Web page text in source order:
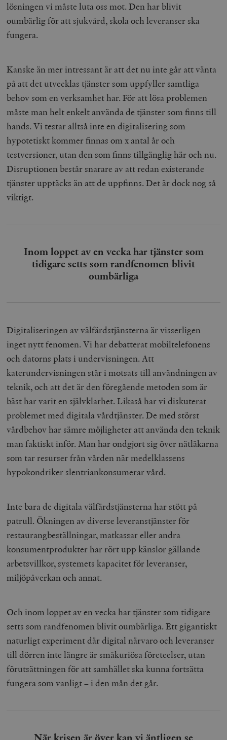
lösningen vi måste luta oss mot. Den har blivit
oumbärlig för att sjukvård, skola och leveranser ska
fungera.
Kanske än mer intressant är att det nu inte går att vänta
på att det utvecklas tjänster som uppfyller samtliga
behov som en verksamhet har. För att lösa problemen
måste man helt enkelt använda de tjänster som finns till
hands. Vi testar alltså inte en digitalisering som
hypotetiskt kommer finnas om x antal år och
testversioner, utan den som finns tillgänglig här och nu.
Disruptionen består snarare av att redan existerande
tjänster upptäcks än att de uppfinns. Det är dock nog så
viktigt.
Inom loppet av en vecka har tjänster som
tidigare setts som randfenomen blivit
oumbärliga
Digitaliseringen av välfärdstjänsterna är visserligen
inget nytt fenomen. Vi har debatterat mobiltelefonens
och datorns plats i undervisningen. Att
katerundervisningen står i motsats till användningen av
teknik, och att det är den föregående metoden som är
bäst har varit en självklarhet. Likaså har vi diskuterat
problemet med digitala vårdtjänster. De med störst
vårdbehov har sämre möjligheter att använda den teknik
man faktiskt inför. Man har ondgjort sig över nätläkarna
som tar resurser från vården när medelklassens
hypokondriker slentriankonsumerar vård.
Inte bara de digitala välfärdstjänsterna har stött på
patrull. Ökningen av diverse leveranstjänster för
restaurangbeställningar, matkassar eller andra
konsumentprodukter har rört upp känslor gällande
arbetsvillkor, systemets kapacitet för leveranser,
miljöpåverkan och annat.
Och inom loppet av en vecka har tjänster som tidigare
setts som randfenomen blivit oumbärliga. Ett gigantiskt
naturligt experiment där digital närvaro och leveranser
till dörren inte längre är småkuriösa företeelser, utan
förutsättningen för att samhället ska kunna fortsätta
fungera som vanligt – i den mån det går.